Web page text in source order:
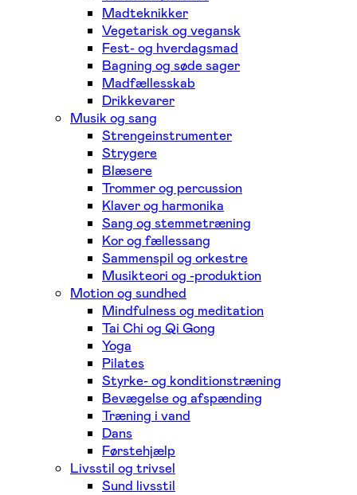
Madteknikker
Vegetarisk og vegansk
Fest- og hverdagsmad
Bagning og søde sager
Madfællesskab
Drikkevarer
Musik og sang
Strengeinstrumenter
Strygere
Blæsere
Trommer og percussion
Klaver og harmonika
Sang og stemmetræning
Kor og fællessang
Sammenspil og orkestre
Musikteori og -produktion
Motion og sundhed
Mindfulness og meditation
Tai Chi og Qi Gong
Yoga
Pilates
Styrke- og konditionstræning
Bevægelse og afspænding
Træning i vand
Dans
Førstehjælp
Livsstil og trivsel
Sund livsstil